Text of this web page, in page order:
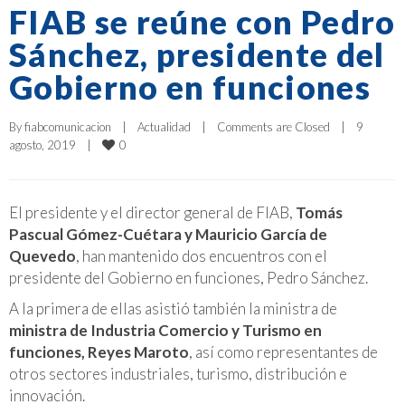
FIAB se reúne con Pedro
Sánchez, presidente del
Gobierno en funciones
By fiabcomunicacion | Actualidad | Comments are Closed |
9
agosto, 2019
| 0
El presidente y el director general de FIAB, Tomás
Pascual Gómez-Cuétara y Mauricio García de
Quevedo, han mantenido dos encuentros con el
presidente del Gobierno en funciones, Pedro Sánchez.
A la primera de ellas asistió también la ministra de
ministra de Industria Comercio y Turismo en
funciones, Reyes Maroto, así como representantes de
otros sectores industriales, turismo, distribución e
innovación.